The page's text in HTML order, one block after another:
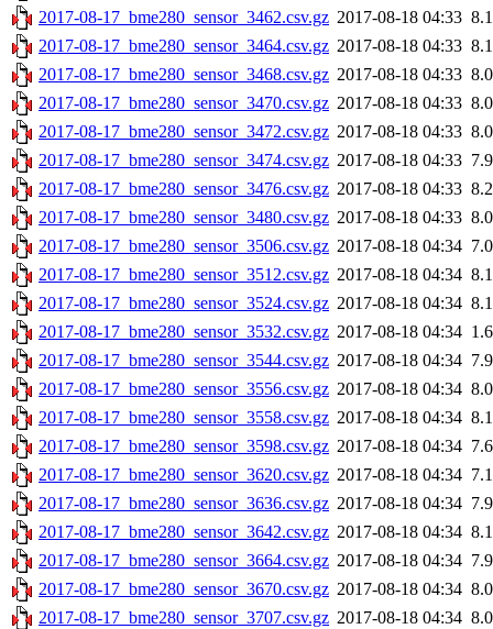
2017-08-17_bme280_sensor_3462.csv.gz 2017-08-18 04:33
2017-08-17_bme280_sensor_3464.csv.gz 2017-08-18 04:33
2017-08-17_bme280_sensor_3468.csv.gz 2017-08-18 04:33
2017-08-17_bme280_sensor_3470.csv.gz 2017-08-18 04:33
2017-08-17_bme280_sensor_3472.csv.gz 2017-08-18 04:33
2017-08-17_bme280_sensor_3474.csv.gz 2017-08-18 04:33
2017-08-17_bme280_sensor_3476.csv.gz 2017-08-18 04:33
2017-08-17_bme280_sensor_3480.csv.gz 2017-08-18 04:33
2017-08-17_bme280_sensor_3506.csv.gz 2017-08-18 04:34
2017-08-17_bme280_sensor_3512.csv.gz 2017-08-18 04:34
2017-08-17_bme280_sensor_3524.csv.gz 2017-08-18 04:34
2017-08-17_bme280_sensor_3532.csv.gz 2017-08-18 04:34
2017-08-17_bme280_sensor_3544.csv.gz 2017-08-18 04:34
2017-08-17_bme280_sensor_3556.csv.gz 2017-08-18 04:34
2017-08-17_bme280_sensor_3558.csv.gz 2017-08-18 04:34
2017-08-17_bme280_sensor_3598.csv.gz 2017-08-18 04:34
2017-08-17_bme280_sensor_3620.csv.gz 2017-08-18 04:34
2017-08-17_bme280_sensor_3636.csv.gz 2017-08-18 04:34
2017-08-17_bme280_sensor_3642.csv.gz 2017-08-18 04:34
2017-08-17_bme280_sensor_3664.csv.gz 2017-08-18 04:34
2017-08-17_bme280_sensor_3670.csv.gz 2017-08-18 04:34
2017-08-17_bme280_sensor_3707.csv.gz 2017-08-18 04:34